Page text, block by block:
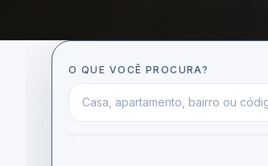
O QUE VOCÊ PROCURA?